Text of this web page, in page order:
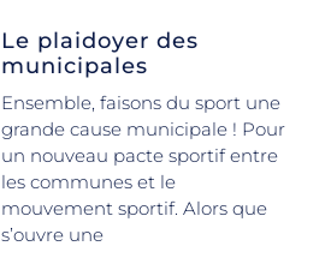
Le plaidoyer des
municipales
Ensemble, faisons du sport une
grande cause municipale ! Pour
un nouveau pacte sportif entre
les communes et le
mouvement sportif. Alors que
s’ouvre une